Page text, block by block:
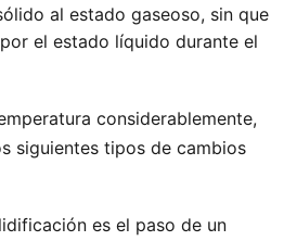
al estado gaseoso, sin que
el estado líquido durante el
considerablemente,
siguientes tipos de cambios
es el paso de un